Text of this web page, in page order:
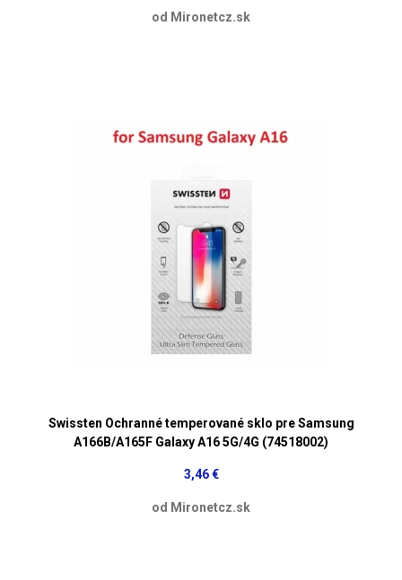
od Mironetcz.sk
Swissten Ochranné temperované sklo pre Samsung
A166B/A165F Galaxy A16 5G/4G (74518002)
3,46 €
od Mironetcz.sk